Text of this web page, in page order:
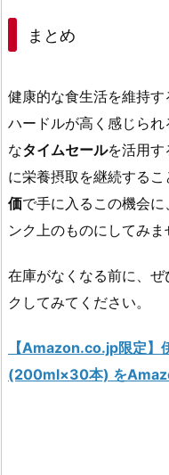
まとめ
健康的な食生活を維持
ハードルが高く感じら
なタイムセールを活用す
に栄養摂取を継続するこ
価で手に入るこの機会
ンク上のものにしてみま
在庫がなくなる前に、
クしてみてください。
【Amazon.co.jp限定】
(200ml×30本) を